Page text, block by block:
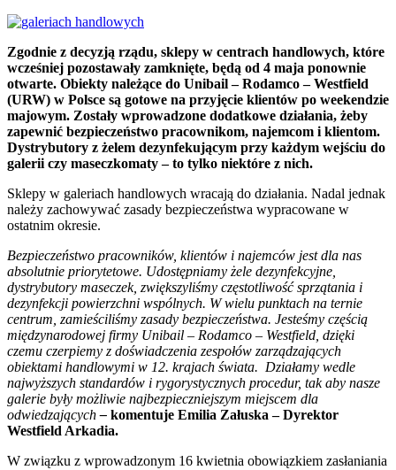
Zgodnie z decyzją rządu, sklepy w centrach handlowych, które
wcześniej pozostawały zamknięte, będą od 4 maja ponownie
otwarte. Obiekty należące do Unibail – Rodamco – Westfield
(URW) w Polsce są gotowe na przyjęcie klientów po weekendzie
majowym. Zostały wprowadzone dodatkowe działania, żeby
zapewnić bezpieczeństwo pracownikom, najemcom i klientom.
Dystrybutory z żelem dezynfekującym przy każdym wejściu do
galerii czy maseczkomaty – to tylko niektóre z nich.
Sklepy w galeriach handlowych wracają do działania. Nadal jednak
należy zachowywać zasady bezpieczeństwa wypracowane w
ostatnim okresie.
Bezpieczeństwo pracowników, klientów i najemców jest dla nas
absolutnie priorytetowe. Udostępniamy żele dezynfekcyjne,
dystrybutory maseczek, zwiększyliśmy częstotliwość sprzątania i
dezynfekcji powierzchni wspólnych. W wielu punktach na ternie
centrum, zamieściliśmy zasady bezpieczeństwa. Jesteśmy częścią
międzynarodowej firmy Unibail – Rodamco – Westfield, dzięki
czemu czerpiemy z doświadczenia zespołów zarządzających
obiektami handlowymi w 12. krajach świata. Działamy wedle
najwyższych standardów i rygorystycznych procedur, tak aby nasze
galerie były możliwie najbezpieczniejszym miejscem dla
odwiedzających– komentuje Emilia Załuska – Dyrektor
Westfield Arkadia.
W związku z wprowadzonym 16 kwietnia obowiązkiem zasłaniania